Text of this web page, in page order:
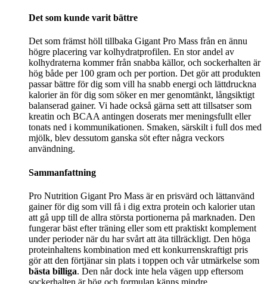
Det som kunde varit bättre
Det som främst höll tillbaka Gigant Pro Mass från en ännu
högre placering var kolhydratprofilen. En stor andel av
kolhydraterna kommer från snabba källor, och sockerhalten är
hög både per 100 gram och per portion. Det gör att produkten
passar bättre för dig som vill ha snabb energi och lättdruckna
kalorier än för dig som söker en mer genomtänkt, långsiktigt
balanserad gainer. Vi hade också gärna sett att tillsatser som
kreatin och BCAA antingen doserats mer meningsfullt eller
tonats ned i kommunikationen. Smaken, särskilt i full dos med
mjölk, blev dessutom ganska söt efter några veckors
användning.
Sammanfattning
Pro Nutrition Gigant Pro Mass är en prisvärd och lättanvänd
gainer för dig som vill få i dig extra protein och kalorier utan
att gå upp till de allra största portionerna på marknaden. Den
fungerar bäst efter träning eller som ett praktiskt komplement
under perioder när du har svårt att äta tillräckligt. Den höga
proteinhaltens kombination med ett konkurrenskraftigt pris
gör att den förtjänar sin plats i toppen och vår utmärkelse som
bästa billiga. Den når dock inte hela vägen upp eftersom
sockerhalten är hög och formulan känns mindre